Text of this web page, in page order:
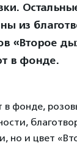
из
«Второе
в фонде.
фонде,
но и цвет